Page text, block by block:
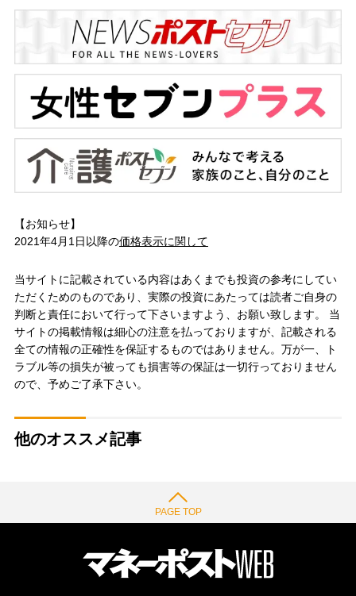
【お知らせ】
2021年4月1日以降の価格表示に関して
当サイトに記載されている内容はあくまでも投資の参考にしてい
ただくためのものであり、実際の投資にあたっては読者ご自身の
判断と責任において行って下さいますよう、お願い致します。 当
サイトの掲載情報は細心の注意を払っておりますが、記載される
全ての情報の正確性を保証するものではありません。万が一、ト
ラブル等の損失が被っても損害等の保証は一切行っておりません
ので、予めご了承下さい。
他のオススメ記事
PAGE TOP